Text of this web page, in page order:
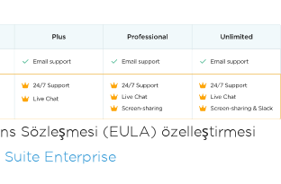
Sözleşmesi (EULA) özelleştirmesi
Suite Enterprise